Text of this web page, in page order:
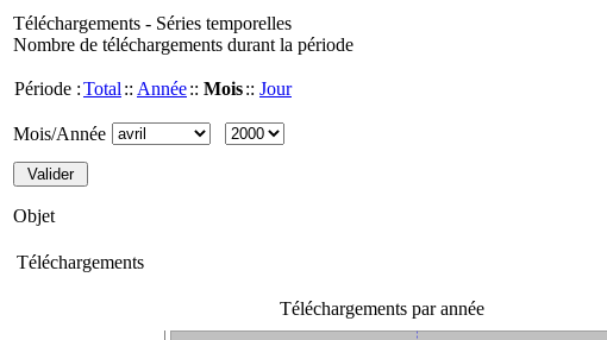
Téléchargements - Séries temporelles
Nombre de téléchargements durant la période
Période :Total :: Année:: Mois:: Jour
Mois/Année
Objet
Téléchargements
Téléchargements par année